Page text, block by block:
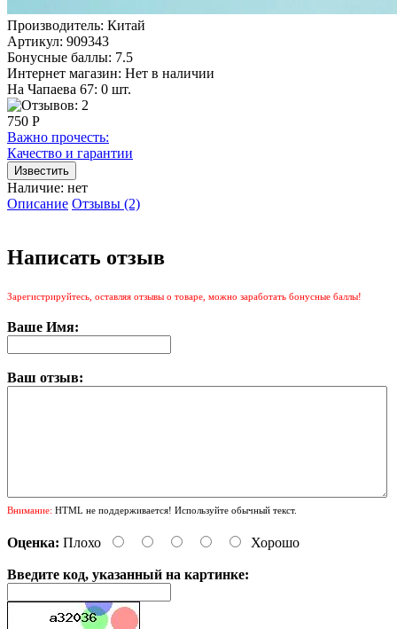
Производитель: Китай
Артикул: 909343
Бонусные баллы: 7.5
Интернет магазин: Нет в наличии
На Чапаева 67: 0 шт.
750 Р
Важно прочесть:
Качество и гарантии
Наличие: нет
Описание Отзывы (2)
Написать отзыв
Зарегистрируйтесь, оставляя отзывы о товаре, можно заработать бонусные баллы!
Ваше Имя:
Ваш отзыв:
Внимание: HTML не поддерживается! Используйте обычный текст.
Оценка: Плохо Хорошо
Введите код, указанный на картинке: